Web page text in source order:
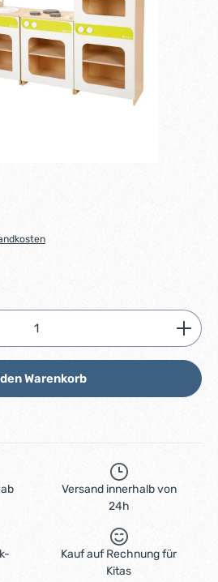
den gewünschten Wert ein
Warenkorb
Versand innerhalb von
24h
Kauf auf Rechnung für
Kitas